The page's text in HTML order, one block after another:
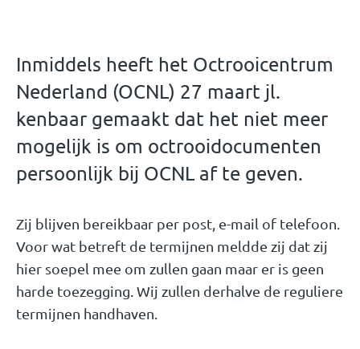
Inmiddels heeft het Octrooicentrum
Nederland (OCNL) 27 maart jl.
kenbaar gemaakt dat het niet meer
mogelijk is om octrooidocumenten
persoonlijk bij OCNL af te geven.
Zij blijven bereikbaar per post, e-mail of telefoon.
Voor wat betreft de termijnen meldde zij dat zij
hier soepel mee om zullen gaan maar er is geen
harde toezegging. Wij zullen derhalve de reguliere
termijnen handhaven.